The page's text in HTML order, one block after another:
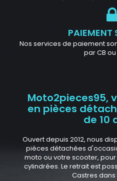
PAIEMENT
Nos services de paiement
par CB
Moto2pieces95,
en pièces
de 10
Ouvert depuis 2012, nous
pièces détachées
moto ou votre scooter,
cylindrées. Le retrait est
Castres dans